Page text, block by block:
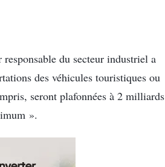
du secteur industriel a
des véhicules touristiques ou
seront plafonnées à 2 milliards
».